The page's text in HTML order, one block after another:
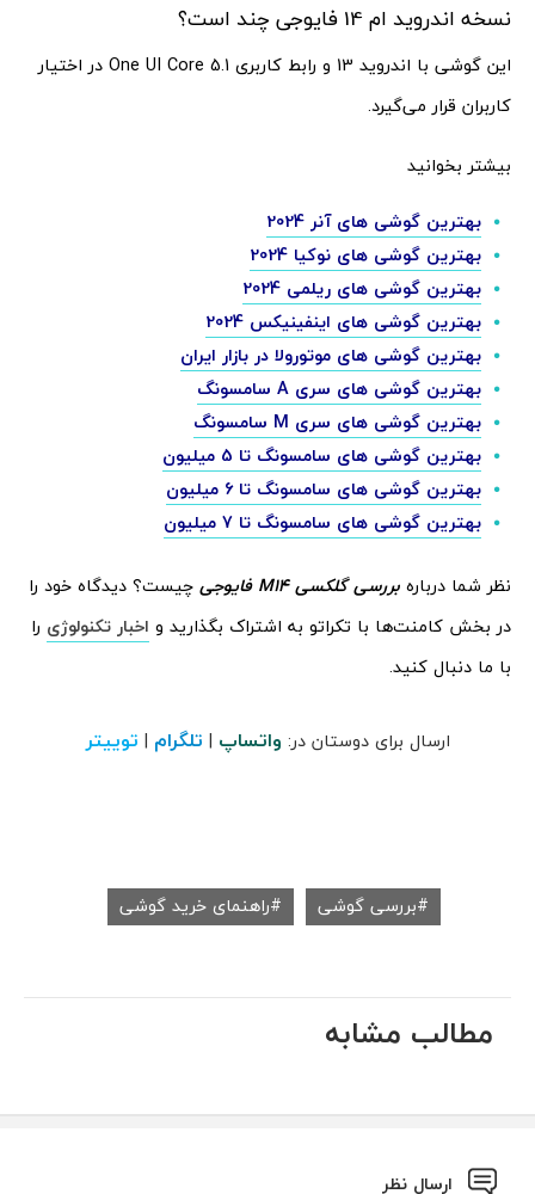
نسخه اندروید ام 14 فایوجی چند است؟
این گوشی با اندروید 13 و رابط کاربری One UI Core 5.1 در اختیار
کاربران قرار می‌گیرد.
بیشتر بخوانید
بهترین گوشی های آنر 2024
بهترین گوشی های نوکیا 2024
بهترین گوشی های ریلمی 2024
بهترین گوشی های اینفینیکس 2024
بهترین گوشی های موتورولا در بازار ایران
بهترین گوشی های سری A سامسونگ
بهترین گوشی های سری M سامسونگ
بهترین گوشی های سامسونگ تا 5 میلیون
بهترین گوشی های سامسونگ تا 6 میلیون
بهترین گوشی های سامسونگ تا 7 میلیون
نظر شما درباره بررسی گلکسی M14 فایوجی
چیست؟ دیدگاه خود را
در بخش کامنت‌ها با تکراتو به اشتراک بگذارید و اخبار تکنولوژی را
با ما دنبال کنید.
ارسال برای دوستان در: واتساپ | تلگرام | توییتر
بررسی گوشی راهنمای خرید گوشی
مطالب مشابه
ارسال نظر